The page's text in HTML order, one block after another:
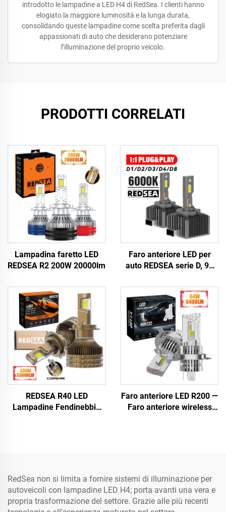
introdotto le lampadine a LED H4 di RedSea. I clienti hanno
elogiato la maggiore luminosità e la lunga durata,
consolidando queste lampadine come scelta preferita dagli
appassionati di auto che desiderano potenziare
l’illuminazione del proprio veicolo.
PRODOTTI CORRELATI
Lampadina faretto LED
REDSEA R2 200W 20000lm
Faro anteriore LED per
auto REDSEA serie D, 90
REDSEA R40 LED
Lampadine Fendinebbia
Faro anteriore LED R200 —
Faro anteriore wireless
RedSea non si limita a fornire sistemi di illuminazione per
autoveicoli con lampadine LED H4; porta avanti una vera e
propria trasformazione del settore. Grazie alle più recenti